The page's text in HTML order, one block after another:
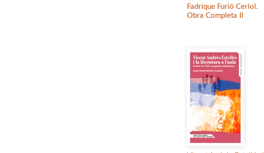
Fadrique Furió Ceriol.
Obra Completa II